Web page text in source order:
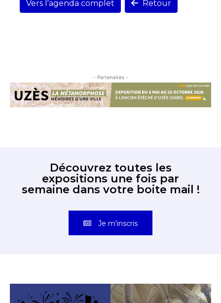
Vers l'agenda complet Retour
- Partenaires -
Découvrez toutes les
expositions une fois par
semaine dans votre boite mail !
Je m'inscris